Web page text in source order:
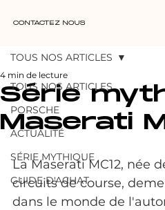
CONTACTEZ NOUS
TOUS NOS ARTICLES
PORSCHE
ACTUALITÉ
SÉRIE MYTHIQUE
GUIDE D'ACHAT
TOUS NOS ARTICLES
Série
Maserati
4 min de lecture
La Maserati MC12, née
circuits de course,
dans le monde de